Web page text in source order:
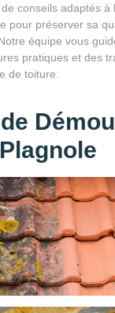
conseils adaptés à
pour préserver sa
équipe vous
pratiques et des
de toiture.